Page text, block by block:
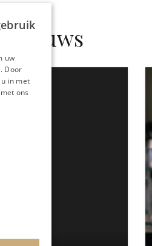
nieuws
uw
Door
in met
ons